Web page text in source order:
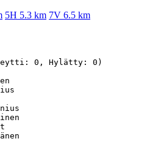
5H 5.3 km 7V 6.5 km
0, Hylätty: 0)